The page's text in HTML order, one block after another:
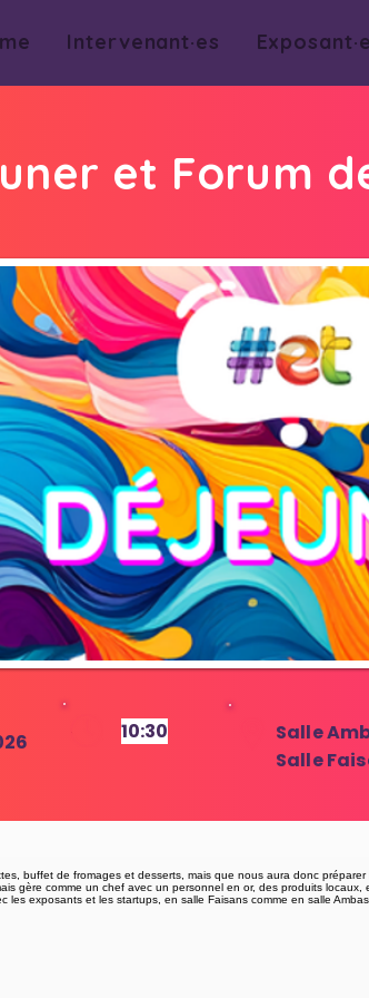
Intervenant·es
et Forum
10:30
Salle
Salle
buffet de fromages et desserts, mais que nous aura donc
gère comme un chef avec un personnel en or, des produits
les exposants et les startups, en salle Faisans comme en salle